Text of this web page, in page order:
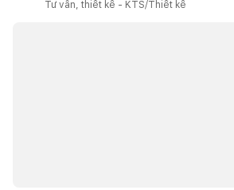
Tư vấn, thiết kế - KTS/Thiết kế